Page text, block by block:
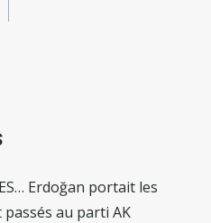
Erdoğan portait les
au parti AK